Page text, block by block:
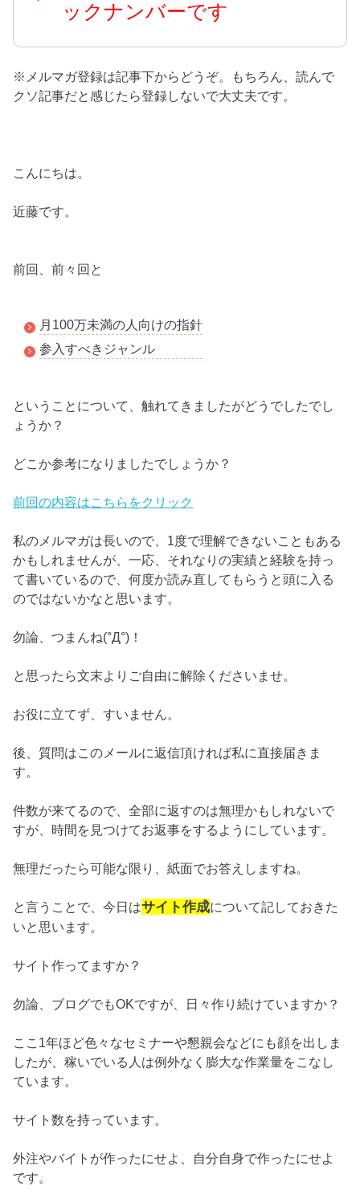
ックナンバーです
※メルマガ登録は記事下からどうぞ。もちろん、読んで
クソ記事だと感じたら登録しないで大丈夫です。
こんにちは。
近藤です。
前回、前々回と
月100万未満の人向けの指針
参入すべきジャンル
ということについて、触れてきましたがどうでしたでし
ょうか？
どこか参考になりましたでしょうか？
前回の内容はこちらをクリック
私のメルマガは長いので、1度で理解できないこともある
かもしれませんが、一応、それなりの実績と経験を持っ
て書いているので、何度か読み直してもらうと頭に入る
のではないかなと思います。
勿論、つまんね(°Д°)！
と思ったら文末よりご自由に解除くださいませ。
お役に立てず、すいません。
後、質問はこのメールに返信頂ければ私に直接届きま
す。
件数が来てるので、全部に返すのは無理かもしれないで
すが、時間を見つけてお返事をするようにしています。
無理だったら可能な限り、紙面でお答えしますね。
と言うことで、今日はサイト作成について記しておきた
いと思います。
サイト作ってますか？
勿論、ブログでもOKですが、日々作り続けていますか？
ここ1年ほど色々なセミナーや懇親会などにも顔を出しま
したが、稼いでいる人は例外なく膨大な作業量をこなし
ています。
サイト数を持っています。
外注やバイトが作ったにせよ、自分自身で作ったにせよ
です。